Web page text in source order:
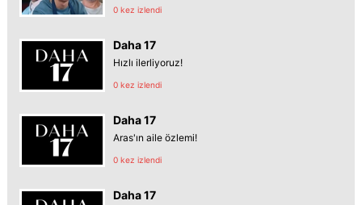
0 kez izlendi
Daha 17
Hızlı ilerliyoruz!
0 kez izlendi
Daha 17
Aras'ın aile özlemi!
0 kez izlendi
Daha 17